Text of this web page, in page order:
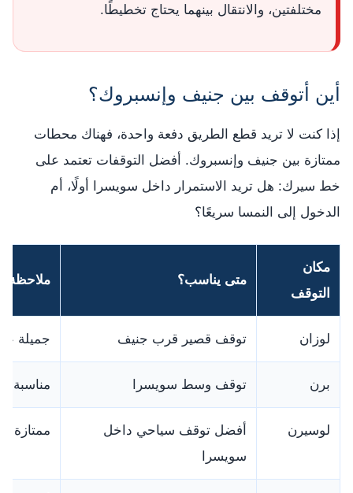
مختلفتين، والانتقال بينهما يحتاج تخطيطًا.
أين أتوقف بين جنيف وإنسبروك؟
إذا كنت لا تريد قطع الطريق دفعة واحدة، فهناك محطات
ممتازة بين جنيف وإنسبروك. أفضل التوقفات تعتمد على
خط سيرك: هل تريد الاستمرار داخل سويسرا أولًا، أم
الدخول إلى النمسا سريعًا؟
مكان
التوقف
متى يناسب؟ ملاحظة
لوزان توقف قصير قرب جنيف جميلة
برن توقف وسط سويسرا مناسبة
لوسيرن
أفضل توقف سياحي داخل
سويسرا
ممتازة